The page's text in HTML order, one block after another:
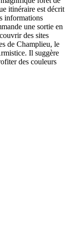
itinéraire est décrit
informations
une sortie en
des sites
de Champlieu, le
Il suggère
des couleurs